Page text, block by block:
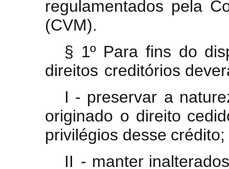
regulamentados pela
(CVM).
§ 1º Para fins do
direitos creditórios
I - preservar a
originado o direito
privilégios desse crédito;
II - manter